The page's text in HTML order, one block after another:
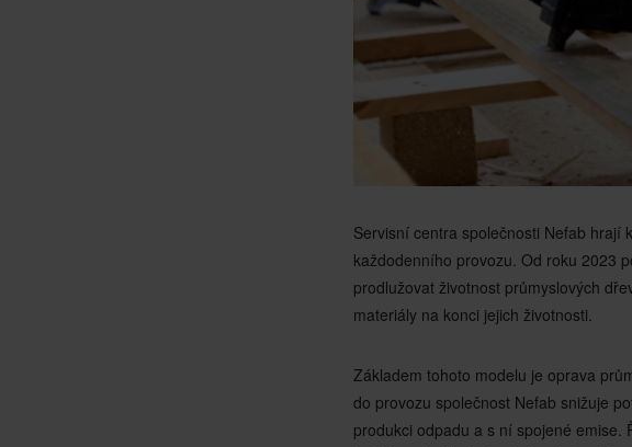
Servisní centra společnosti Nefab hrají
každodenního provozu. Od roku 2023
prodlužovat životnost průmyslových
materiály na konci jejich životnosti.
Základem tohoto modelu je oprava
do provozu společnost Nefab snižuje
produkci odpadu a s ní spojené emise.